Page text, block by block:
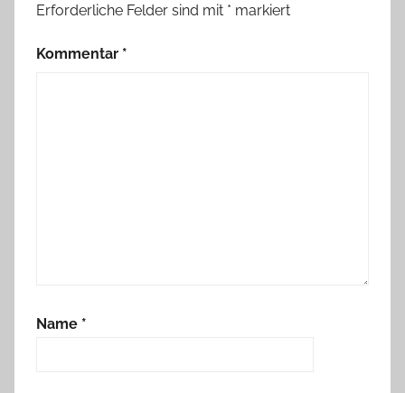
Erforderliche Felder sind mit * markiert
Kommentar *
Name *